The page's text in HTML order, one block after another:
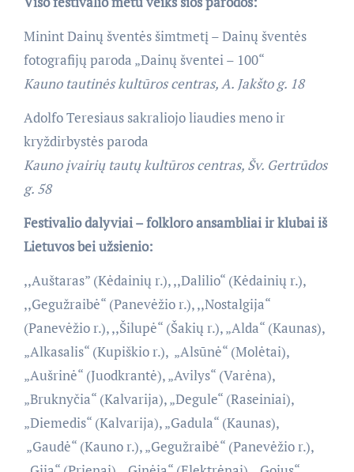
Minint Dainų šventės šimtmetį – Dainų šventės
fotografijų paroda „Dainų šventei – 100“
Kauno tautinės kultūros centras, A. Jakšto g. 18
Adolfo Teresiaus sakraliojo liaudies meno ir
kryždirbystės paroda
Kauno įvairių tautų kultūros centras, Šv. Gertrūdos
g. 58
Festivalio dalyviai –folkloro ansambliaiirklubaiiš
Lietuvos bei užsienio:
,,Auštaras” (Kėdainių r.), ,,Dalilio“ (Kėdainių r.),
,,Gegužraibė“ (Panevėžio r.), ,,Nostalgija“
(Panevėžio r.), ,,Šilupė“ (Šakių r.), „Alda“ (Kaunas),
„Alkasalis“ (Kupiškio r.), „Alsūnė“ (Molėtai),
„Aušrinė“ (Juodkrantė), „Avilys“ (Varėna),
„Bruknyčia“ (Kalvarija), „Degule“ (Raseiniai),
„Diemedis“ (Kalvarija), „Gadula“ (Kaunas),
„Gaudė“ (Kauno r.), „Gegužraibė“ (Panevėžio r.),